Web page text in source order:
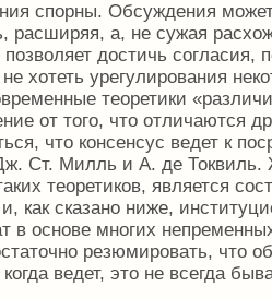
спорны. Обсуждения
расширяя, а, не сужая
достичь согласия,
хотеть урегулирования
теоретики
от того, что отлича­ются
что консенсус ведет к
Ст. Милль и А. де
теоретиков, является
как сказано ниже,
в основе многих
резюмировать, что
ведет, это не всегда